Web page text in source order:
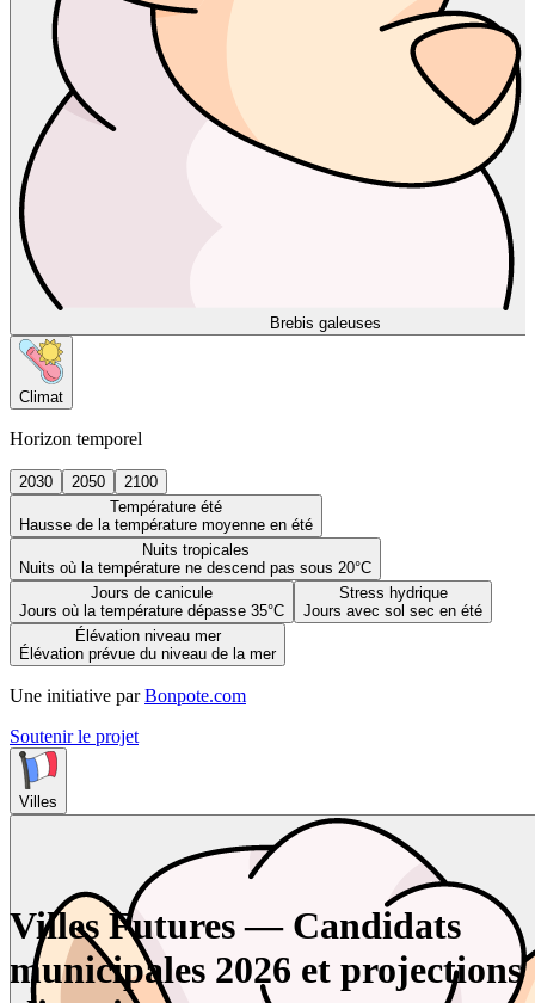
Brebis galeuses
Climat
Horizon temporel
2030 2050
2100
Température été
Hausse de la température moyenne en été
Nuits tropicales
Nuits où la température ne descend pas sous 20°C
Jours de canicule
Jours où la température dépasse 35°C
Stress hydrique
Jours avec sol sec en été
Élévation niveau mer
Élévation prévue du niveau de la mer
Une initiative par Bonpote.com
Soutenir le projet
Villes
Villes Futures — Candidats
municipales 2026 et projections